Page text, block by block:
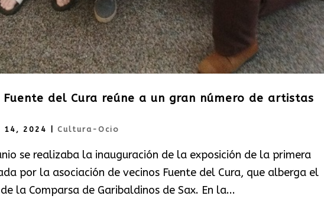
del Cura reúne a un gran número de artistas
14, 2024 Cultura-Ocio
se realizaba la inauguración de la exposición de la primera
por la asociación de vecinos Fuente del Cura, que alberga el
la Comparsa de Garibaldinos de Sax. En la...